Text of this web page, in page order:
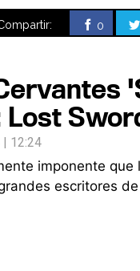
0
Lost
| 12:24
imponente que
escritores